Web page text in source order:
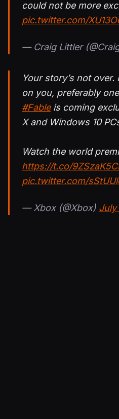
could not be more
pic.twitter.com/
— Craig Littler
Your story’s not
on you, preferably
#Fableis coming
X and Windows 10
Watch the world
https://t.co/
pic.twitter.com/
— Xbox (@Xbox) July